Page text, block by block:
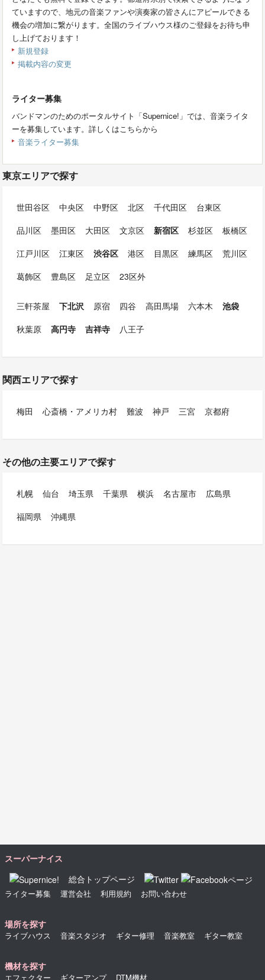
ていますので、地元の音楽ファンや演奏家の皆さんにアピールできる
機会の増加に繋がります。全国のライブハウス様のご登録をお待ち申
し上げております！
新規登録
掲載内容の変更
ライター募集
バンドマンのためのポータルサイト「Supernice!」では、音楽ライタ
ーを募集しています。詳しくはこちらから
音楽ライター募集
東京エリアで探す
世田谷区 中央区 中野区 北区 千代田区
台東区
品川区
墨田区 大田区 文京区 新宿区 杉並区
板橋区
江戸川区
江東区 渋谷区 港区 目黒区 練馬区
荒川区
葛飾区
豊島区 足立区 23区外
三軒茶屋 下北沢 原宿 四谷 高田馬場 六本木
池袋
秋葉原
高円寺 吉祥寺 八王子
関西エリアで探す
梅田 心斎橋・アメリカ村 難波 神戸 三宮 京都府
その他の主要エリアで探す
札幌 仙台 埼玉県 千葉県 横浜 名古屋市
広島県
福岡県
沖縄県
スーパーナイス
総合トップページ
ライター募集 運営会社 利用規約 お問い合わせ
場所を探す
ライブハウス 音楽スタジオ ギター修理 音楽教室 ギター教室
機材を探す
エフェクター ギターアンプ DTM機材